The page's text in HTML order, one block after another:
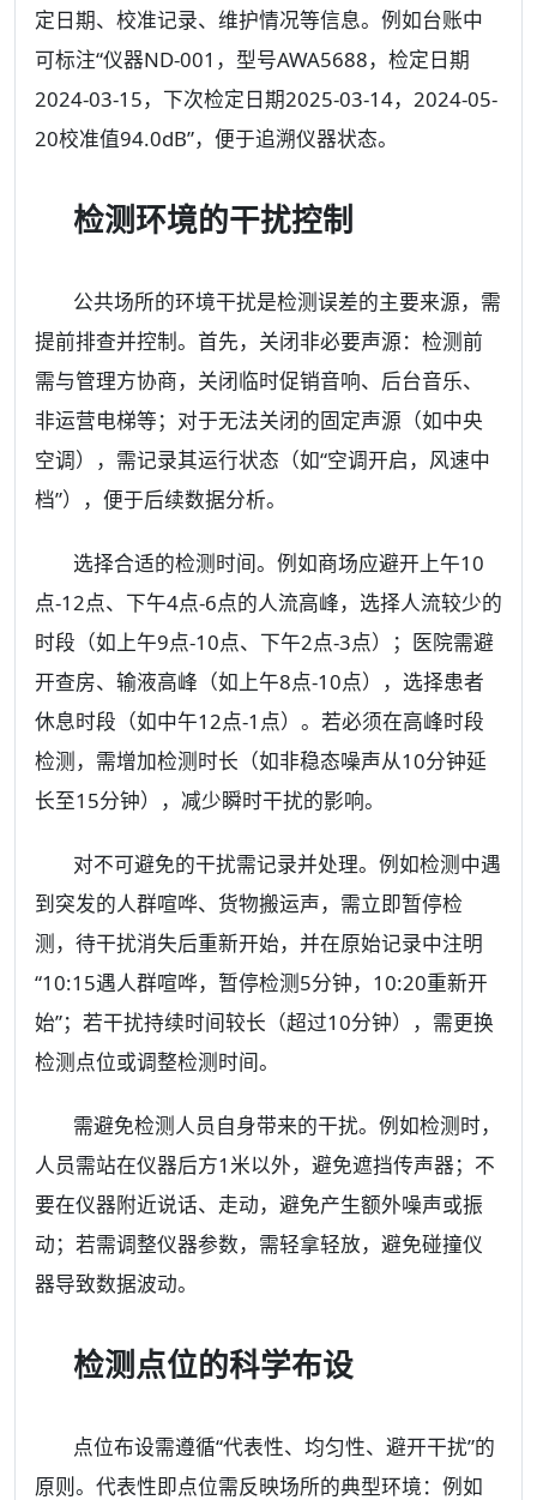
定日期、校准记录、维护情况等信息。例如台账中
可标注“仪器ND-001，型号AWA5688，检定日期
2024-03-15，下次检定日期2025-03-14，2024-05-
20校准值94.0dB”，便于追溯仪器状态。
检测环境的干扰控制
公共场所的环境干扰是检测误差的主要来源，需
提前排查并控制。首先，关闭非必要声源：检测前
需与管理方协商，关闭临时促销音响、后台音乐、
非运营电梯等；对于无法关闭的固定声源（如中央
空调），需记录其运行状态（如“空调开启，风速中
档”），便于后续数据分析。
选择合适的检测时间。例如商场应避开上午10
点-12点、下午4点-6点的人流高峰，选择人流较少的
时段（如上午9点-10点、下午2点-3点）；医院需避
开查房、输液高峰（如上午8点-10点），选择患者
休息时段（如中午12点-1点）。若必须在高峰时段
检测，需增加检测时长（如非稳态噪声从10分钟延
长至15分钟），减少瞬时干扰的影响。
对不可避免的干扰需记录并处理。例如检测中遇
到突发的人群喧哗、货物搬运声，需立即暂停检
测，待干扰消失后重新开始，并在原始记录中注明
“10:15遇人群喧哗，暂停检测5分钟，10:20重新开
始”；若干扰持续时间较长（超过10分钟），需更换
检测点位或调整检测时间。
需避免检测人员自身带来的干扰。例如检测时，
人员需站在仪器后方1米以外，避免遮挡传声器；不
要在仪器附近说话、走动，避免产生额外噪声或振
动；若需调整仪器参数，需轻拿轻放，避免碰撞仪
器导致数据波动。
检测点位的科学布设
点位布设需遵循“代表性、均匀性、避开干扰”的
原则。代表性即点位需反映场所的典型环境：例如